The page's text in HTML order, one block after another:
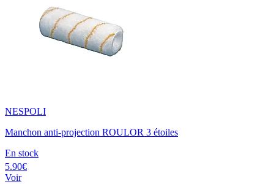
NESPOLI
Manchon anti-projection ROULOR 3 étoiles
En stock
5.90€
Voir